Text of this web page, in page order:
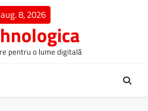
8, 2026
pentru o lume digitală